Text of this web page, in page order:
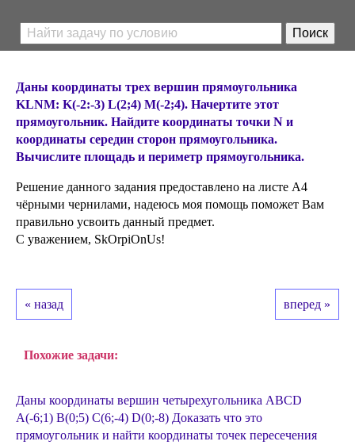
Даны координаты трех вершин прямоугольника
KLNM: K(-2:-3) L(2;4) M(-2;4). Начертите этот
прямоугольник. Найдите координаты точки N и
координаты середин сторон прямоугольника.
Вычислите площадь и периметр прямоугольника.
Решение данного задания предоставлено на листе А4
чёрными чернилами, надеюсь моя помощь поможет Вам
правильно усвоить данный предмет.
С уважением, SkOrpiOnUs!
« назад вперед »
Похожие задачи:
Даны координаты вершин четырехугольника АВСD
А(-6;1) В(0;5) С(6;-4) D(0;-8) Доказать что это
прямоугольник и найти координаты точек пересечения